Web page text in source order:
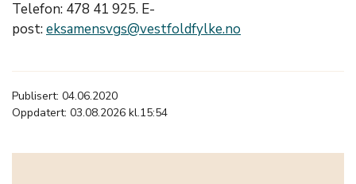
Telefon: 478 41 925. E-
post:eksamensvgs@vestfoldfylke.no
Publisert: 04.06.2020
Oppdatert: 03.08.2026 kl.15:54